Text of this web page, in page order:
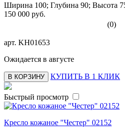
Ширина 100; Глубина 90; Высота
150 000 руб.
(0)
арт. KH01653
Ожидается в августе
В КОРЗИНУ КУПИТЬ В 1 КЛИК
Быстрый просмотр
Кресло кожаное "Честер" 02152